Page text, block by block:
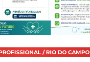
/ RIO DO CAMPO